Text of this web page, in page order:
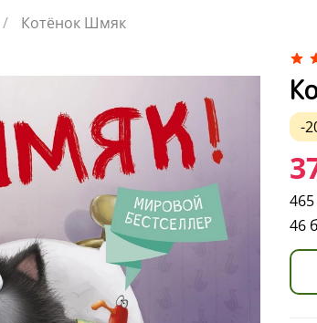
Котёнок Шмяк
-
46